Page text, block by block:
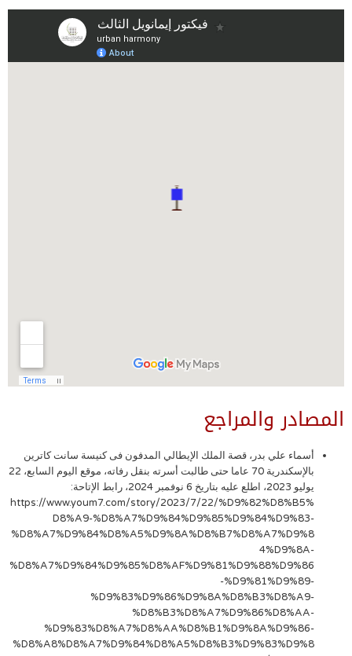
المصادر والمراجع
أسماء علي بدر، قصة الملك الإيطالي المدفون فى كنيسة سانت كاترين
بالإسكندرية 70 عاما حتى طالبت أسرته بنقل رفاته، موقع اليوم السابع، 22
يوليو 2023، اطلع عليه بتاريخ 6 نوفمبر 2024، رابط الإتاحة:
https://www.youm7.com/story/2023/7/22/%D9%82%D8%B5%
D8%A9-%D8%A7%D9%84%D9%85%D9%84%D9%83-
%D8%A7%D9%84%D8%A5%D9%8A%D8%B7%D8%A7%D9%8
4%D9%8A-
%D8%A7%D9%84%D9%85%D8%AF%D9%81%D9%88%D9%86
-%D9%81%D9%89-
%D9%83%D9%86%D9%8A%D8%B3%D8%A9-
%D8%B3%D8%A7%D9%86%D8%AA-
%D9%83%D8%A7%D8%AA%D8%B1%D9%8A%D9%86-
%D8%A8%D8%A7%D9%84%D8%A5%D8%B3%D9%83%D9%8